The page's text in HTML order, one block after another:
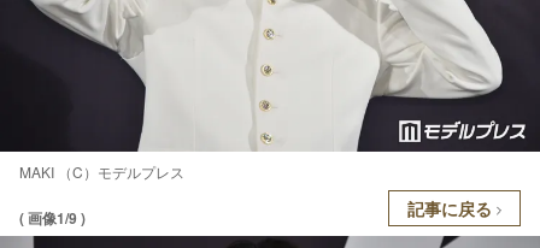
MAKI （C）モデルプレス
( 画像1/9 ) 記事に戻る